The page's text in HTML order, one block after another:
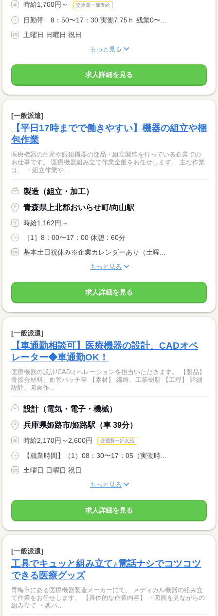
時給1,700円～ 交通費一部支給
日勤帯 8：50〜17：30 実働7.75ｈ 残業0〜...
土曜日 日曜日 祝日
もっと見る
求人詳細を見る
[一般派遣]
【平日17時までで働きやすい】機器の組立や梱
包作業
医療機器の生産や眼鏡機器の部品・組立製造を行っている企業での
お仕事です。 医療機器組み立て作業全般をお任せします。 主な作業
は、 ・組立作業や...
製造（組立・加工）
青森県上北郡おいらせ町/向山駅
時給1,162円～
［1］8：00〜17：00 休憩：60分
基本土日祝休み※企業カレンダーあり（土曜...
もっと見る
求人詳細を見る
[一般派遣]
【車通勤相談可】医療機器の設計、CADオペ
レーター◆車通勤OK！
医療機器の設計/CADオペレーションを担当いただきます。 【製品】
骨接合材料、血管パッチ等 【素材】 繊維、工業樹脂 【工程】 詳細
設計、図面作...
設計（電気・電子・機械）
兵庫県姫路市/姫路駅（車 39分）
時給2,170円～2,600円 交通費一部支給
【就業時間】（1）08：30〜17：05（実働時...
土曜日 日曜日 祝日
もっと見る
求人詳細を見る
[一般派遣]
工具でキュッと組み立て♪電話ナシでコツコツ
できる医療グッズ
青梅市にある医療機器製造メーカーにて、 メディカル機器の組み立
て作業をお任せします。 【具体的な作業内容】 ・図面を見ながらの
組み立て ・各パ...